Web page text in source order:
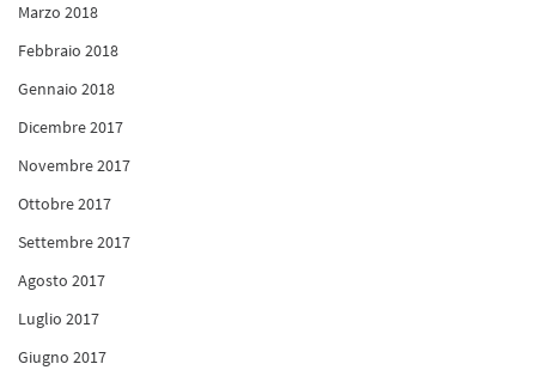
Marzo 2018
Febbraio 2018
Gennaio 2018
Dicembre 2017
Novembre 2017
Ottobre 2017
Settembre 2017
Agosto 2017
Luglio 2017
Giugno 2017